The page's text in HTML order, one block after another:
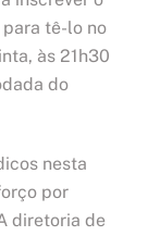
tê-lo no
às 21h30
do
nesta
por
diretoria de